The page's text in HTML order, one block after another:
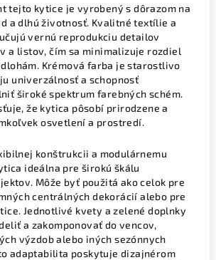
tejto kytice je vyrobený s dôrazom na
a dlhú životnosť. Kvalitné textílie a
vernú reprodukciu detailov
a listov, čím sa minimalizuje rozdiel
Krémová farba je starostlivo
univerzálnosť a schopnosť
široké spektrum farebných schém.
že kytica pôsobí prirodzene a
osvetlení a prostredí.
konštrukcii a modulárnemu
ideálna pre širokú škálu
Môže byť použitá ako celok pre
centrálných dekorácií alebo pre
Jednotlivé kvety a zelené doplnky
a zakomponovať do vencov,
výzdob alebo iných sezónnych
adaptabilita poskytuje dizajnérom